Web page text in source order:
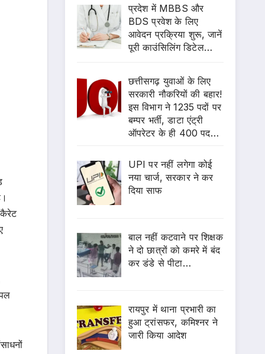
प्रदेश में MBBS और
BDS प्रवेश के लिए
आवेदन प्रक्रिया शुरू, जानें
पूरी काउंसिलिंग डिटेल…
छत्तीसगढ़ युवाओं के लिए
सरकारी नौकरियों की बहार!
इस विभाग ने 1235 पदों पर
बम्पर भर्ती, डाटा एंट्री
ऑपरेटर के ही 400 पद…
UPI पर नहीं लगेगा कोई
नया चार्ज, सरकार ने कर
दिया साफ
बाल नहीं कटवाने पर शिक्षक
ने दो छात्रों को कमरे में बंद
कर डंडे से पीटा…
रायपुर में थाना प्रभारी का
हुआ ट्रांसफर, कमिश्नर ने
जारी किया आदेश